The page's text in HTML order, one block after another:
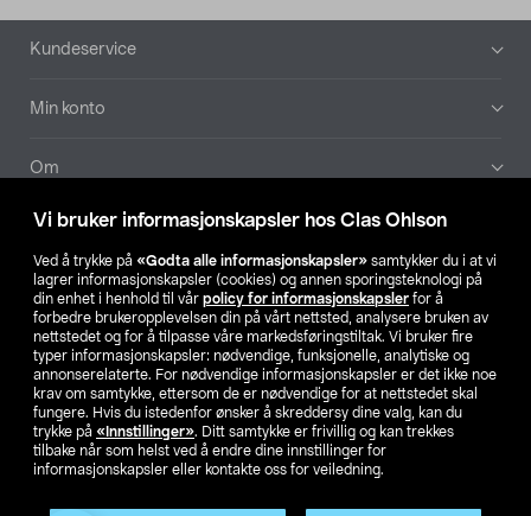
Vi bruker informasjonskapsler hos Clas Ohlson
Ved å trykke på «Godta alle informasjonskapsler» samtykker du i at vi
lagrer informasjonskapsler (cookies) og annen sporingsteknologi på
din enhet i henhold til vår policy for informasjonskapsler for å
forbedre brukeropplevelsen din på vårt nettsted, analysere bruken av
nettstedet og for å tilpasse våre markedsføringstiltak. Vi bruker fire
typer informasjonskapsler: nødvendige, funksjonelle, analytiske og
annonserelaterte. For nødvendige informasjonskapsler er det ikke noe
krav om samtykke, ettersom de er nødvendige for at nettstedet skal
fungere. Hvis du istedenfor ønsker å skreddersy dine valg, kan du
trykke på «Innstillinger». Ditt samtykke er frivillig og kan trekkes
tilbake når som helst ved å endre dine innstillinger for
informasjonskapsler eller kontakte oss for veiledning.
Bunntekst
Kundeservice
Min konto
Om
Aktuelt
Våre selskaper
Finn din butikk
SE NO FI